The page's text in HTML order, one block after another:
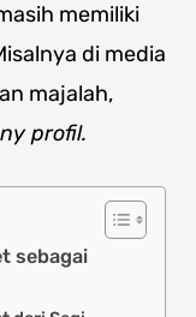
memiliki
di media
majalah,
profil.
sebagai